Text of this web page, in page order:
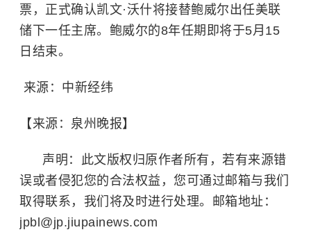
票，正式确认凯文·沃什将接替鲍威尔出任美联
储下一任主席。鲍威尔的8年任期即将于5月15
日结束。
来源：中新经纬
【来源：泉州晚报】
声明：此文版权归原作者所有，若有来源错
误或者侵犯您的合法权益，您可通过邮箱与我们
取得联系，我们将及时进行处理。邮箱地址：
jpbl@jp.jiupainews.com